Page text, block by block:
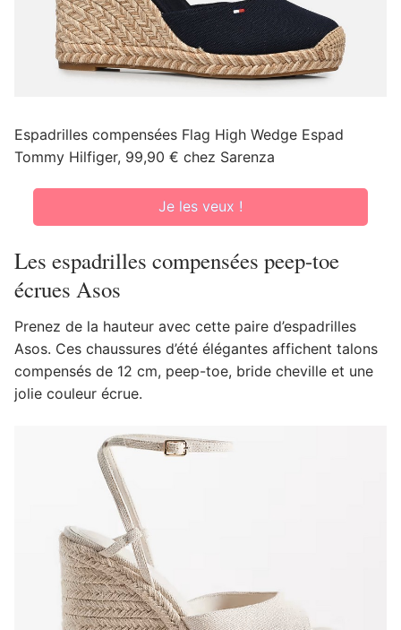
Espadrilles compensées Flag High Wedge Espad
Tommy Hilfiger, 99,90 € chez Sarenza
Je les veux !
Les espadrilles compensées peep-toe
écrues Asos
Prenez de la hauteur avec cette paire d’espadrilles
Asos. Ces chaussures d’été élégantes affichent talons
compensés de 12 cm, peep-toe, bride cheville et une
jolie couleur écrue.